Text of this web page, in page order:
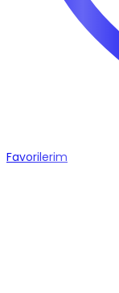
Favorilerim